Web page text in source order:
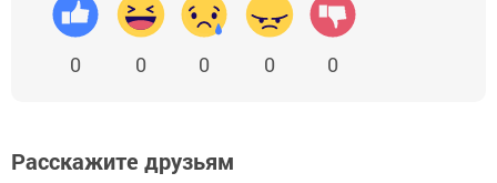
0 0 0 0 0
Расскажите друзьям